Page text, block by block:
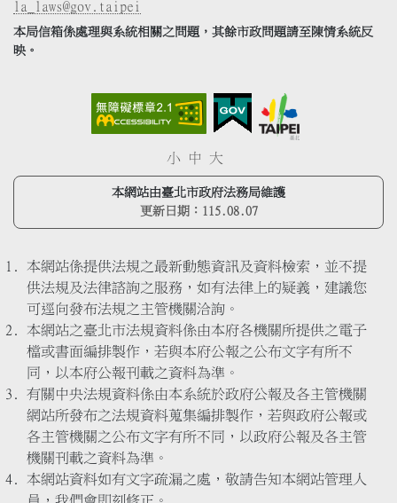
la_laws@gov.taipei
本局信箱係處理與系統相關之問題，其餘市政問題請至陳情系統反
映。
小 中 大
本網站由臺北市政府法務局維護
更新日期： 115.08.07
本網站係提供法規之最新動態資訊及資料檢索，並不提
供法規及法律諮詢之服務，如有法律上的疑義，建議您
可逕向發布法規之主管機關洽詢。
本網站之臺北市法規資料係由本府各機關所提供之電子
檔或書面編排製作，若與本府公報之公布文字有所不
同，以本府公報刊載之資料為準。
有關中央法規資料係由本系統於政府公報及各主管機關
網站所發布之法規資料蒐集編排製作，若與政府公報或
各主管機關之公布文字有所不同，以政府公報及各主管
機關刊載之資料為準。
本網站資料如有文字疏漏之處，敬請告知本網站管理人
員，我們會即刻修正。